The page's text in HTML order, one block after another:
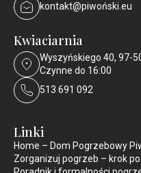
kontakt@piwoński.eu
Kwiaciarnia
Wyszyńskiego 40, 97-
Czynne do 16:00
513 691 092
Linki
Home – Dom Pogrzebowy
Zorganizuj pogrzeb – krok